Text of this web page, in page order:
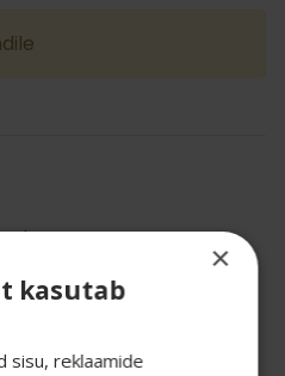
,
×
kasutab
sisu, reklaamide